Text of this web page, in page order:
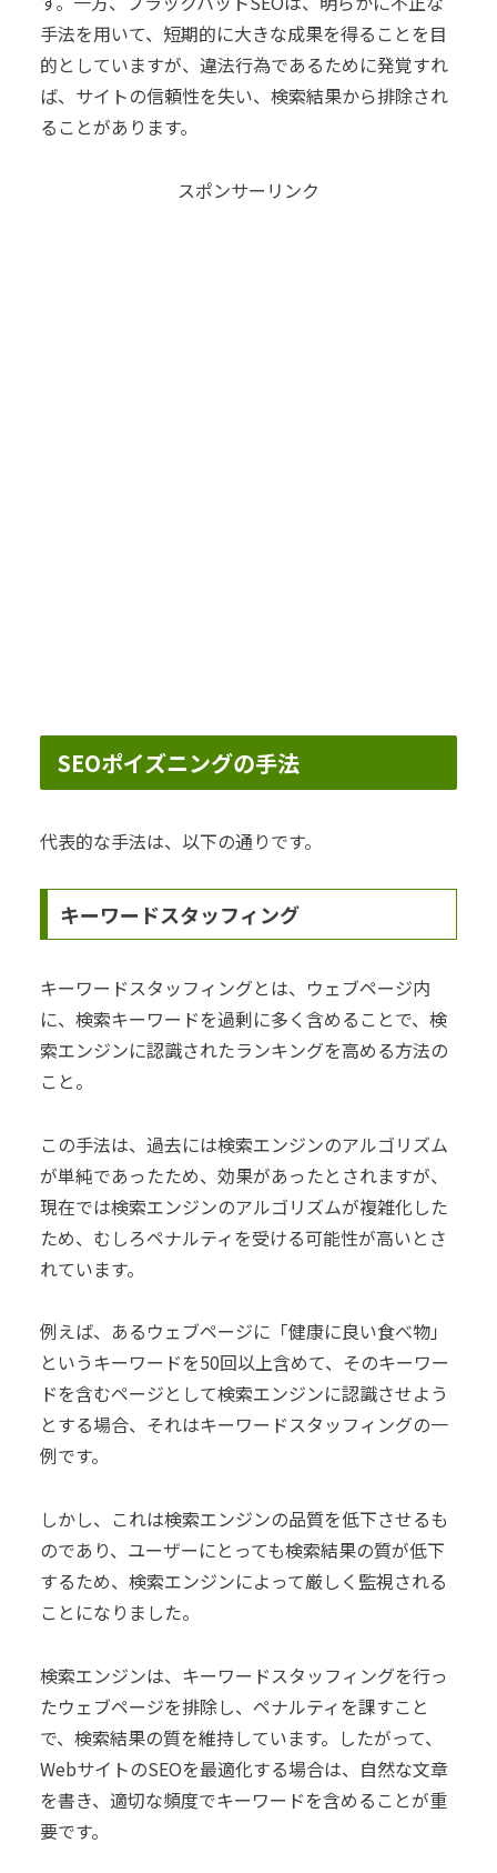
手法を用いて、短期的に大きな成果を得ることを目
的としていますが、違法行為であるために発覚すれ
ば、サイトの信頼性を失い、検索結果から排除され
ることがあります。
スポンサーリンク
SEOポイズニングの手法
代表的な手法は、以下の通りです。
キーワードスタッフィング
キーワードスタッフィングとは、ウェブページ内
に、検索キーワードを過剰に多く含めることで、検
索エンジンに認識されたランキングを高める方法の
こと。
この手法は、過去には検索エンジンのアルゴリズム
が単純であったため、効果があったとされますが、
現在では検索エンジンのアルゴリズムが複雑化した
ため、むしろペナルティを受ける可能性が高いとさ
れています。
例えば、あるウェブページに「健康に良い食べ物」
というキーワードを50回以上含めて、そのキーワー
ドを含むページとして検索エンジンに認識させよう
とする場合、それはキーワードスタッフィングの一
例です。
しかし、これは検索エンジンの品質を低下させるも
のであり、ユーザーにとっても検索結果の質が低下
するため、検索エンジンによって厳しく監視される
ことになりました。
検索エンジンは、キーワードスタッフィングを行っ
たウェブページを排除し、ペナルティを課すこと
で、検索結果の質を維持しています。したがって、
WebサイトのSEOを最適化する場合は、自然な文章
を書き、適切な頻度でキーワードを含めることが重
要です。